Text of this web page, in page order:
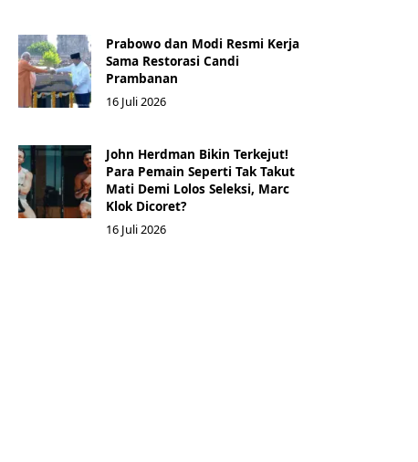
Prabowo dan Modi Resmi Kerja
Sama Restorasi Candi
Prambanan
16 Juli 2026
John Herdman Bikin Terkejut!
Para Pemain Seperti Tak Takut
Mati Demi Lolos Seleksi, Marc
Klok Dicoret?
16 Juli 2026